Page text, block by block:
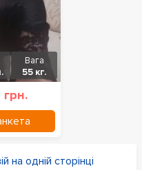
Вага
55 кг.
грн.
на одній сторінці